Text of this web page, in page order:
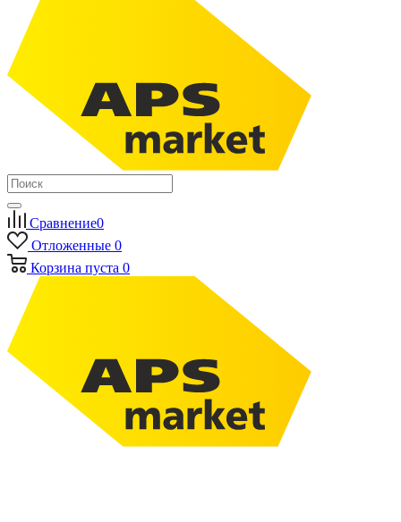
Сравнение0
Отложенные 0
Корзина пуста 0